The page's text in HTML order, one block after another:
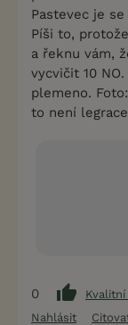
Pastevec je
Píši to,
a řeknu vám,
vycvičit 10
plemeno.
to není
0
Nahlásit